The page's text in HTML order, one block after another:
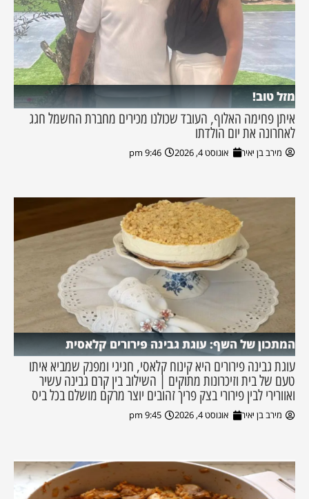
מזל טוב!
איתן פחימה האלוף, העובד שכולנו מכירים מחברת החשמל חגג
לאחרונה את יום הולדתו
מירב בן יאיר אוגוסט 4, 2026 9:46 pm
המתכון של השף: עוגת גבינה פירורים קלאסית
עוגת גבינה פירורים היא קינוח קלאסי, חגיגי ומפנק שמביא איתו
טעם של בית וזיכרונות מתוקים | השילוב בין קרם גבינה עשיר
ואוורירי לבין פירורי בצק פריך זהובים יוצר מרקם מושלם בכל ביס
מירב בן יאיר אוגוסט 4, 2026 9:45 pm